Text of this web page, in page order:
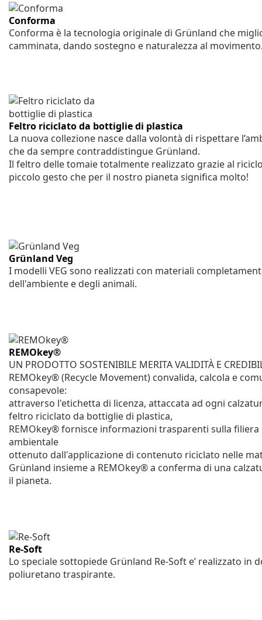
Conforma
Conforma è la tecnologia originale di Grünland che
camminata, dando sostegno e naturalezza al
Feltro riciclato da bottiglie di plastica
La nuova collezione nasce dalla volontà di rispettare
che da sempre contraddistingue Grünland.
Il feltro delle tomaie totalmente realizzato grazie al
piccolo gesto che per il nostro pianeta significa molto!
Grünland Veg
I modelli VEG sono realizzati con materiali
dell'ambiente e degli animali.
REMOkey®
UN PRODOTTO SOSTENIBILE MERITA VALIDITÀ E
REMOkey® (Recycle Movement) convalida, calcola e
consapevole:
attraverso l'etichetta di licenza, attaccata ad ogni
feltro riciclato da bottiglie di plastica,
REMOkey® fornisce informazioni trasparenti sulla
ambientale
ottenuto dall'applicazione di contenuto riciclato nelle
Grünland insieme a REMOkey® a conferma di una
il pianeta.
Re-Soft
Lo speciale sottopiede Grünland Re-Soft e’ realizzato in
poliuretano traspirante.